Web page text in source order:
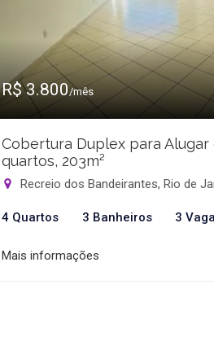
R$ 3.800/mês
Cobertura Duplex para Alugar
quartos, 203m²
Recreio dos Bandeirantes, Rio de
4 Quartos 3 Banheiros 3
Mais informações